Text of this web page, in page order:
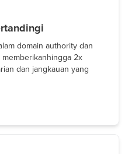
domain authority dan
2x
dan jangkauan yang